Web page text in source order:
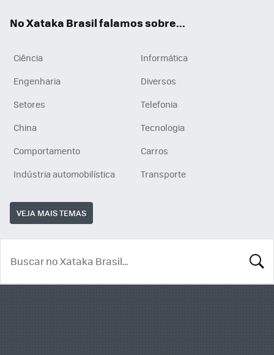
No Xataka Brasil falamos sobre...
Ciência
Informática
Engenharia
Diversos
Setores
Telefonia
China
Tecnologia
Comportamento
Carros
Indústria automobilística
Transporte
VEJA MAIS TEMAS